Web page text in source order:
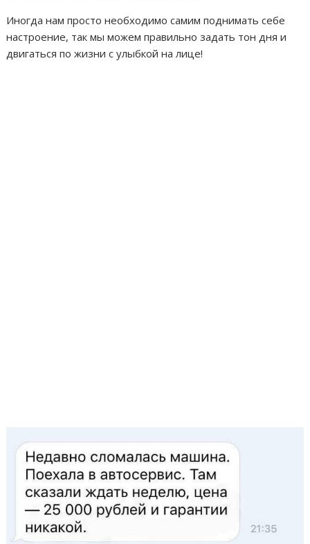
Иногда нам просто необходимо самим поднимать себе
настроение, так мы можем правильно задать тон дня и
двигаться по жизни с улыбкой на лице!